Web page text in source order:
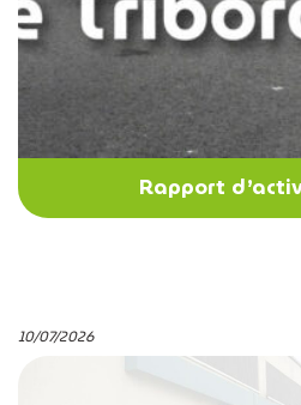
Rapport
10/07/2026